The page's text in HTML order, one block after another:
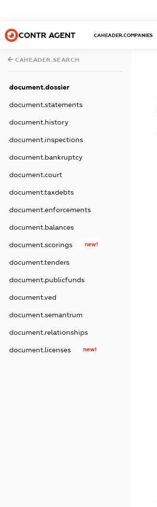
CONTR AGENT CAHEADER.COMPANIES
CAHEADER.SEARCH
document.dossier
document.statements
document.history
document.inspections
document.bankruptcy
document.court
document.taxdebts
document.enforcements
document.balances
document.scorings new!
document.tenders
document.publicfunds
document.ved
document.semantrum
document.relationships
document.licenses new!